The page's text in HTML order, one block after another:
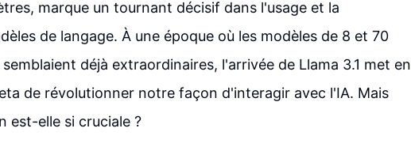
marque un tournant décisif dans l'usage et la
de langage. À une époque où les modèles de 8 et 70
déjà extraordinaires, l'arrivée de Llama 3.1 met en
de révolutionner notre façon d'interagir avec l'IA. Mais
est-elle si cruciale ?